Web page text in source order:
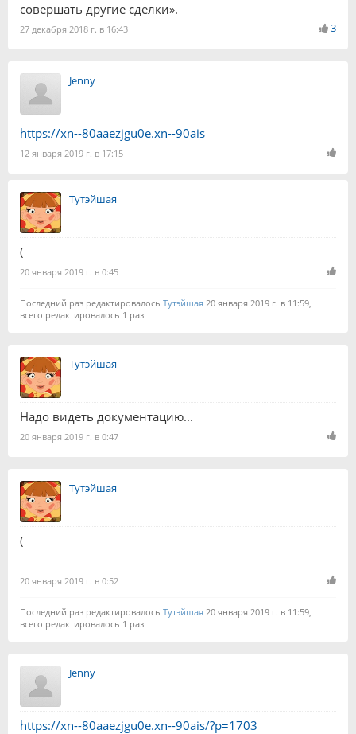
совершать другие сделки».
27 декабря 2018 г. в 16:43 3
Jenny
https://xn--80aaezjgu0e.xn--90ais
12 января 2019 г. в 17:15
Тутэйшая
(
20 января 2019 г. в 0:45
Последний раз редактировалось Тутэйшая 20 января 2019 г. в 11:59,
всего редактировалось 1 раз
Тутэйшая
Надо видеть документацию...
20 января 2019 г. в 0:47
Тутэйшая
(
20 января 2019 г. в 0:52
Последний раз редактировалось Тутэйшая 20 января 2019 г. в 11:59,
всего редактировалось 1 раз
Jenny
https://xn--80aaezjgu0e.xn--90ais/?p=1703